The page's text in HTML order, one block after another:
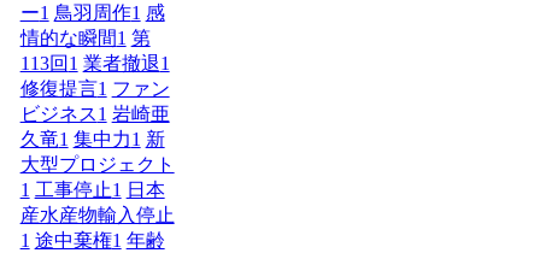
ー1 鳥羽周作1 感
情的な瞬間1 第
113回 1 業者撤退1
修復提言1 ファン
ビジネス1 岩崎亜
久竜1 集中力1 新
大型プロジェクト
1 工事停止1 日本
産水産物輸入停止
1 途中棄権1 年齢